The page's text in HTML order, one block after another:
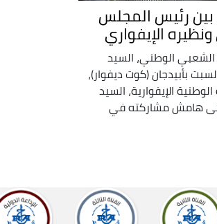
بين رئيس المجلس
الإيفواري
الوطني، السيد
بأبيدجان (كوت ديفوار)،
الإيفوارية، السيد
هامش مشاركته في